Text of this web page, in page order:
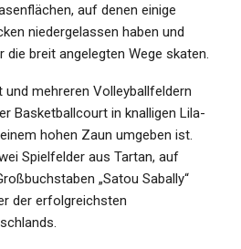
auf denen einige
niedergelassen haben und
die breit angelegten Wege skaten.
mehreren Volleyballfeldern
Basketballcourt in knalligen Lila-
hohen Zaun umgeben ist.
Spielfelder aus Tartan, auf
„Satou Sabally“
der erfolgreichsten